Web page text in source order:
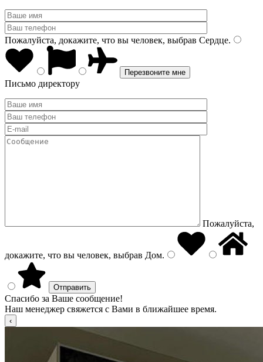
Пожалуйста, докажите, что вы человек, выбрав Сердце.
Письмо директору
Пожалуйста,
докажите, что вы человек, выбрав Дом.
Спасибо за Ваше сообщение!
Наш менеджер свяжется с Вами в ближайшее время.